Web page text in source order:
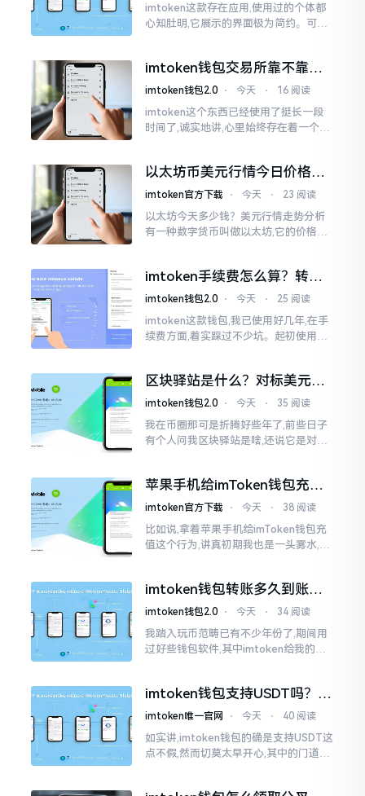
imtoken这款存在应用,使用过的个体都
心知肚明,它展示的界面极为简约。可是,
imtoken钱包交易所靠不靠
谱？老玩家说说心里话
imtoken钱包2.0 ⋅ 今天 ⋅ 16 阅读
imtoken这个东西已经使用了挺长一段
时间了,诚实地讲,心里始终存在着一个疙
这个事情
以太坊币美元行情今日价格走
势分析，散户如何避免追涨杀
imtoken官方下载 ⋅ 今天 ⋅ 23 阅读
以太坊今天多少钱？美元行情走势分析
有一种数字货币叫做以太坊,它的价格走
率出现的一点点波动
imtoken手续费怎么算？转账
和交易所差别大了
imtoken钱包2.0 ⋅ 今天 ⋅ 25 阅读
imtoken这款钱包,我已使用好几年,在手
续费方面,着实踩过不少坑。起初使用时,
明白
区块驿站是什么？对标美元的
ETH到底咋回事
imtoken钱包2.0 ⋅ 今天 ⋅ 35 阅读
我在币圈那可是折腾好些年了,前些日子
有个人问我区块驿站是啥,还说它是对标
找了些资料
苹果手机给imToken钱包充
值，这几步别搞错
imtoken官方下载 ⋅ 今天 ⋅ 38 阅读
比如说,拿着苹果手机给imToken钱包充
值这个行为,讲真初期我也是一头雾水,搞
imtoken钱包转账多久到账？
一文说清楚
imtoken钱包2.0 ⋅ 今天 ⋅ 34 阅读
我踏入玩币范畴已有不少年份了,期间用
过好些钱包软件,其中imtoken给我的整
imtoken钱包支持USDT吗？转
账提现全攻略
imtoken唯一官网 ⋅ 今天 ⋅ 40 阅读
如实讲,imtoken钱包的确是支持USDT这
点不假,然而切莫太早开心,其中的门道是